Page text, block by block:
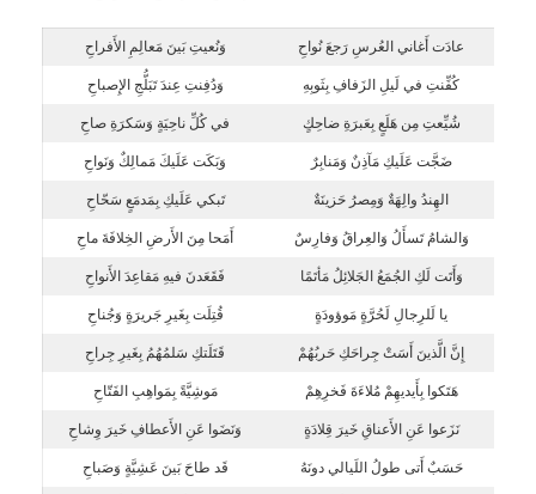
عادَت أَغاني العُرسِ رَجعَ نُواحِ وَنُعيتِ بَينَ مَعالِمِ الأَفراحِ
كُفِّنتِ في لَيلِ الزَفافِ بِثَوبِهِ وَدُفِنتِ عِندَ تَبَلُّجِ الإِصباحِ
شُيِّعتِ مِن هَلَعٍ بِعَبرَةِ ضاحِكٍ في كُلِّ ناحِيَةٍ وَسَكرَةِ صاحِ
ضَجَّت عَلَيكِ مَآذِنٌ وَمَنابِرٌ وَبَكَت عَلَيكَ مَمالِكٌ وَنَواحِ
الهِندُ والِهَةٌ وَمِصرُ حَزينَةٌ تَبكي عَلَيكِ بِمَدمَعٍ سَحّاحِ
وَالشامُ تَسأَلُ وَالعِراقُ وَفارِسٌ أَمَحا مِنَ الأَرضِ الخِلافَةَ ماحِ
وَأَتَت لَكِ الجُمَعُ الجَلائِلُ مَأتَمًا فَقَعَدنَ فيهِ مَقاعِدَ الأَنواحِ
يا لَلرِجالِ لَحُرَّةٍ مَوؤودَةٍ قُتِلَت بِغَيرِ جَريرَةٍ وَجُناحِ
إِنَّ الَّذينَ أَسَتْ جِراحَكِ حَربُهُمْ قَتَلَتكِ سَلمُهُمُ بِغَيرِ جِراحِ
هَتَكوا بِأَيديهِمْ مُلاءَةَ فَخرِهِمْ مَوشِيَّةً بِمَواهِبِ الفَتّاحِ
نَزَعوا عَنِ الأَعناقِ خَيرَ قِلادَةٍ وَنَضَوا عَنِ الأَعطافِ خَيرَ وِشاحِ
حَسَبٌ أَتى طولُ اللَيالي دونَهُ قَد طاحَ بَينَ عَشِيَّةٍ وَصَباحِ